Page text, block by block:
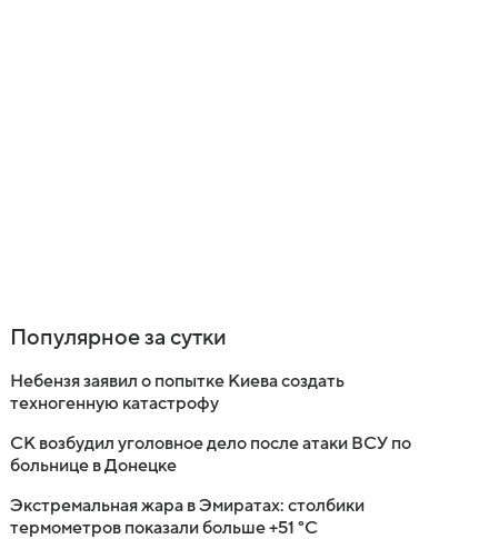
Популярное за сутки
Небензя заявил о попытке Киева создать
техногенную катастрофу
СК возбудил уголовное дело после атаки ВСУ по
больнице в Донецке
Экстремальная жара в Эмиратах: столбики
термометров показали больше +51 °C